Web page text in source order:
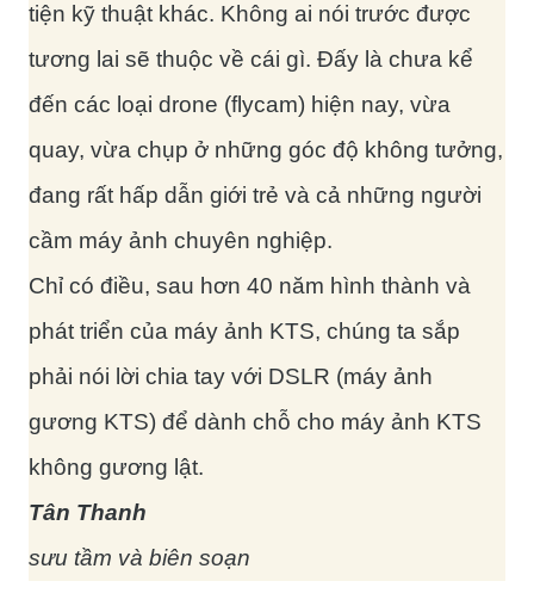
tiện kỹ thuật khác. Không ai nói trước được
tương lai sẽ thuộc về cái gì. Đấy là chưa kể
đến các loại drone (flycam) hiện nay, vừa
quay, vừa chụp ở những góc độ không tưởng,
đang rất hấp dẫn giới trẻ và cả những người
cầm máy ảnh chuyên nghiệp.
Chỉ có điều, sau hơn 40 năm hình thành và
phát triển của máy ảnh KTS, chúng ta sắp
phải nói lời chia tay với DSLR (máy ảnh
gương KTS) để dành chỗ cho máy ảnh KTS
không gương lật.
Tân Thanh
sưu tầm và biên soạn